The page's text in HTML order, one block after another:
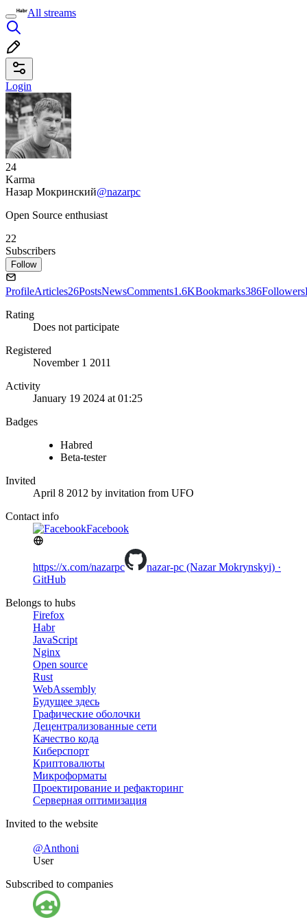
All streams
Login
24
Karma
Назар Мокринский@nazarpc
Open Source enthusiast
22
Subscribers
Follow
ProfileArticles26PostsNewsComments1.6KBookmarks386Followers
Rating
Does not participate
Registered
November 1 2011
Activity
January 19 2024 at 01:25
Badges
Habred
Beta-tester
Invited
April 8 2012 by invitation from UFO
Contact info
Facebook
https://x.com/nazarpc
nazar-pc (Nazar Mokrynskyi) ·
GitHub
Belongs to hubs
Firefox
Habr
JavaScript
Nginx
Open source
Rust
WebAssembly
Будущее здесь
Графические оболочки
Децентрализованные сети
Качество кода
Киберспорт
Криптовалюты
Микроформаты
Проектирование и рефакторинг
Серверная оптимизация
Invited to the website
@Anthoni
User
Subscribed to companies